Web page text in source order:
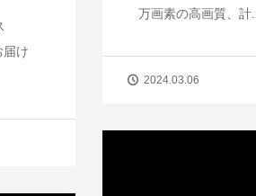
万画素の高画質、計...
2024.03.06
届け